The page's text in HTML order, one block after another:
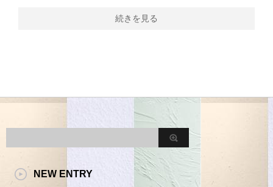
続きを見る
NEW ENTRY